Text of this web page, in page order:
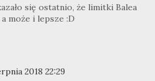
się ostatnio, że limitki Balea
może i lepsze :D
2018 22:29